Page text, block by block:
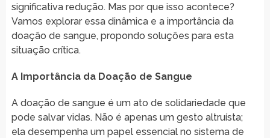
significativa redução. Mas por que isso acontece?
Vamos explorar essa dinâmica e a importância da
doação de sangue, propondo soluções para esta
situação crítica.
A Importância da Doação de Sangue
A doação de sangue é um ato de solidariedade que
pode salvar vidas. Não é apenas um gesto altruísta;
ela desempenha um papel essencial no sistema de